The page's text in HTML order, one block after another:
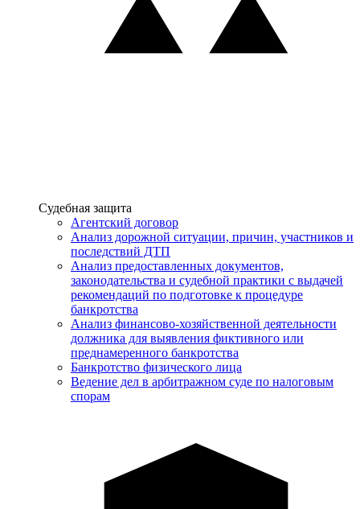
Услуги
Судебная защита
Агентский договор
Анализ дорожной ситуации, причин, участников и
последствий ДТП
Анализ предоставленных документов,
законодательства и судебной практики с выдачей
рекомендаций по подготовке к процедуре
банкротства
Анализ финансово-хозяйственной деятельности
должника для выявления фиктивного или
преднамеренного банкротства
Банкротство физического лица
Ведение дел в арбитражном суде по налоговым
спорам